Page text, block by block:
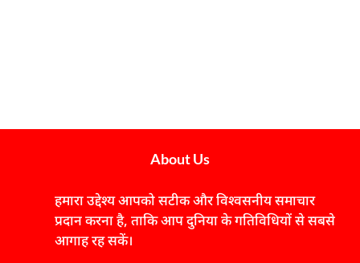
About Us
हमारा उद्देश्य आपको सटीक और विश्वसनीय समाचार
प्रदान करना है, ताकि आप दुनिया के गतिविधियों से सबसे
आगाह रह सकें।